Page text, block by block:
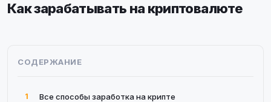
Как зарабатывать на криптовалюте
СОДЕРЖАНИЕ
1 Все способы заработка на крипте